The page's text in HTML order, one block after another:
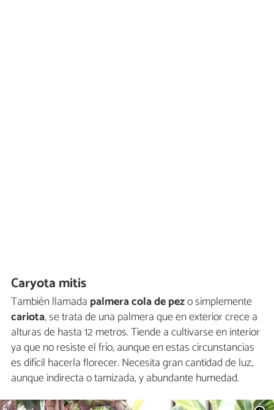
Caryota mitis
También llamada palmera cola de pezo simplemente
cariota, se trata de una palmera que en exterior crece a
alturas de hasta 12 metros. Tiende a cultivarse en interior
ya que no resiste el frío, aunque en estas circunstancias
es difícil hacerla florecer. Necesita gran cantidad de luz,
aunque indirecta o tamizada, y abundante humedad.